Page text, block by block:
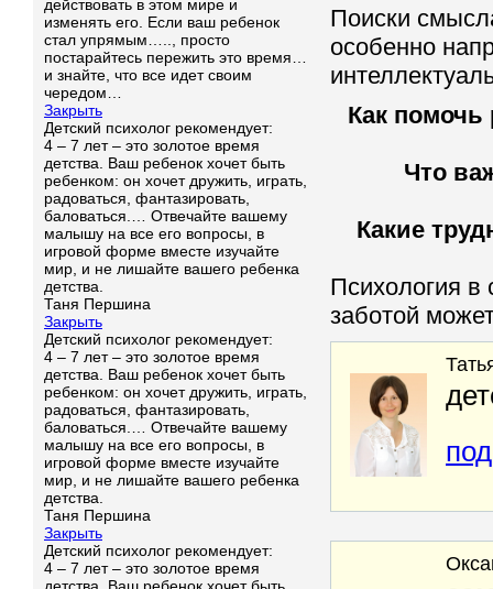
Поиски
особенно
Как
Что
Какие
Психология в
заботой
действовать в этом мире и
изменять его. Если ваш ребенок
стал упрямым….., просто
постарайтесь пережить это время…
и знайте, что все идет своим
чередом…
Закрыть
Детский психолог рекомендует:
4 – 7 лет – это золотое время
детства. Ваш ребенок хочет быть
ребенком: он хочет дружить, играть,
радоваться, фантазировать,
баловаться.… Отвечайте вашему
малышу на все его вопросы, в
игровой форме вместе изучайте
мир, и не лишайте вашего ребенка
детства.
Таня Першина
Закрыть
Детский психолог рекомендует:
4 – 7 лет – это золотое время
детства. Ваш ребенок хочет быть
ребенком: он хочет дружить, играть,
радоваться, фантазировать,
баловаться.… Отвечайте вашему
малышу на все его вопросы, в
игровой форме вместе изучайте
мир, и не лишайте вашего ребенка
детства.
Таня Першина
Закрыть
Детский психолог рекомендует:
4 – 7 лет – это золотое время